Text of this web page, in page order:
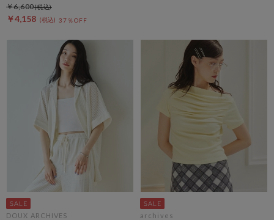
￥4,158 37％OFF
￥6,600
DOUX ARCHIVES archives